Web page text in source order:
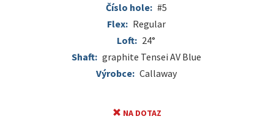
Číslo hole: #5
Flex: Regular
Loft: 24°
Shaft: graphite Tensei AV Blue
Výrobce: Callaway
NA DOTAZ